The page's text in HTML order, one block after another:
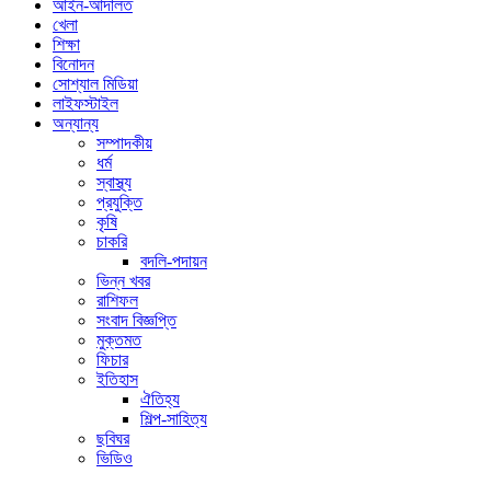
আইন-আদালত
খেলা
শিক্ষা
বিনোদন
সোশ্যাল মিডিয়া
লাইফস্টাইল
অন্যান্য
সম্পাদকীয়
ধর্ম
স্বাস্থ্য
প্রযুক্তি
কৃষি
চাকরি
বদলি-পদায়ন
ভিন্ন খবর
রাশিফল
সংবাদ বিজ্ঞপ্তি
মুক্তমত
ফিচার
ইতিহাস
ঐতিহ্য
শিল্প-সাহিত্য
ছবিঘর
ভিডিও